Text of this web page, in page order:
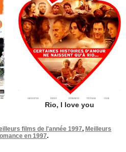
Rio, I love you
films de l'année 1997, Meilleurs
en 1997.